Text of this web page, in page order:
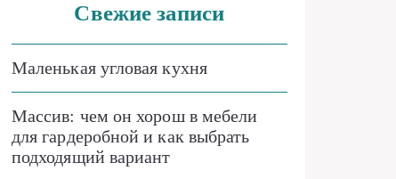
Свежие записи
Маленькая угловая кухня
Массив: чем он хорош в мебели
для гардеробной и как выбрать
подходящий вариант